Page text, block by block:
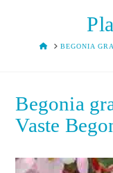
HOMEBEGONIA
Begonia
Vaste